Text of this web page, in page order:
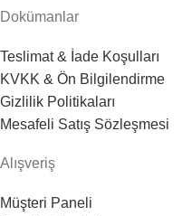
Dokümanlar
Teslimat & İade Koşulları
KVKK & Ön Bilgilendirme
Gizlilik Politikaları
Mesafeli Satış Sözleşmesi
Alışveriş
Müşteri Paneli